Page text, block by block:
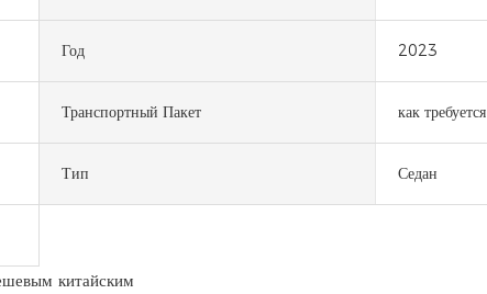
Год 2023
Транспортный Пакет как требуется
Тип Седан